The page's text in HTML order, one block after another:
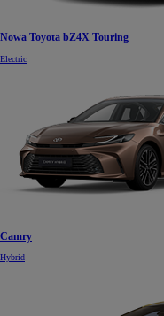
Nowa Toyota bZ4X Touring
Electric
Camry
Hybrid